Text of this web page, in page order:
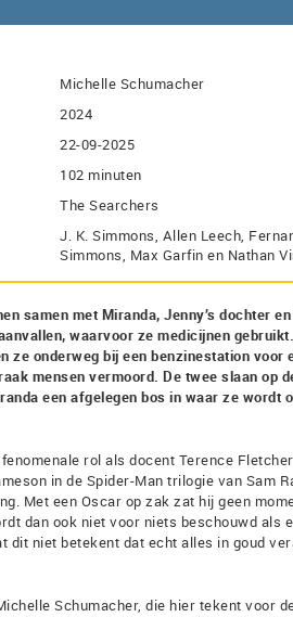
Michelle Schumacher
2024
22-09-2025
102 minuten
The Searchers
J. K. Simmons, Allen Leech,
Simmons, Max Garfin en Nathan
samen met Miranda, Jenny’s dochter
waarvoor ze medicijnen
ze onderweg bij een benzinestation
mensen vermoord. De twee slaan op
een afgelegen bos in waar ze wordt
rol als docent Terence
in de Spider-Man trilogie van Sam
Met een Oscar op zak zat hij geen
dan ook niet voor niets beschouwd als
niet betekent dat echt alles in goud
Schumacher, die hier tekent voor